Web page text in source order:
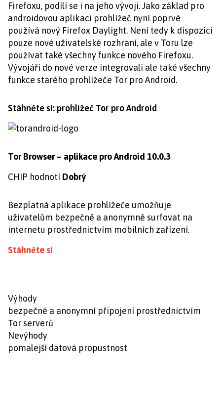
Firefoxu, podílí se i na jeho vývoji. Jako základ pro
androidovou aplikaci prohlížeč nyní poprvé
používá nový Firefox Daylight. Není tedy k dispozici
pouze nové uživatelské rozhraní, ale v Toru lze
používat také všechny funkce nového Firefoxu.
Vývojáři do nové verze integrovali ale také všechny
funkce starého prohlížeče Tor pro Android.
Stáhněte si: prohlížeč Tor pro Android
Tor Browser – aplikace pro Android 10.0.3
CHIP hodnotí Dobrý
Bezplatná aplikace prohlížeče umožňuje
uživatelům bezpečně a anonymně surfovat na
internetu prostřednictvím mobilních zařízení.
Stáhněte si
Výhody
bezpečné a anonymní připojení prostřednictvím
Tor serverů
Nevýhody
pomalejší datová propustnost